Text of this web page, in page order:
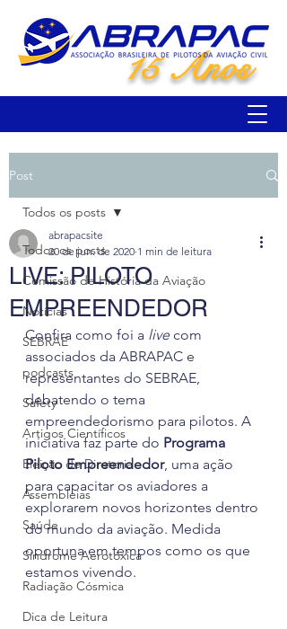
15 Anos
Post
Todos os posts
Comissão de História da Aviação
Notícias
SEBRAE
podcasts
Safety
Artigos Científicos
Eleição de Diretoria
Assembleias
Saúde
Síndrome Aerotóxica
Radiação Cósmica
Dica de Leitura
Todos os posts
LIVE: PILOTO
EMPREENDEDOR
abrapacsite
20 de jun. de 2020 1 min de leitura
Confira como foi a live com
associados da ABRAPAC e
representantes do SEBRAE,
debatendo o tema
empreendedorismo para pilotos. A
iniciativa faz parte do Programa
Piloto Empreendedor, uma ação
para capacitar os aviadores a
explorarem novos horizontes dentro
do mundo da aviação. Medida
oportuna em tempos como os que
estamos vivendo.